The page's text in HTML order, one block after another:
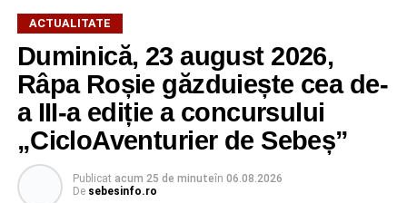
ACTUALITATE
Duminică, 23 august 2026,
Râpa Roșie găzduiește cea de-
a III-a ediție a concursului
„CicloAventurier de Sebeș”
Publicat acum 25 de minuteîn 06.08.2026
De sebesinfo.ro